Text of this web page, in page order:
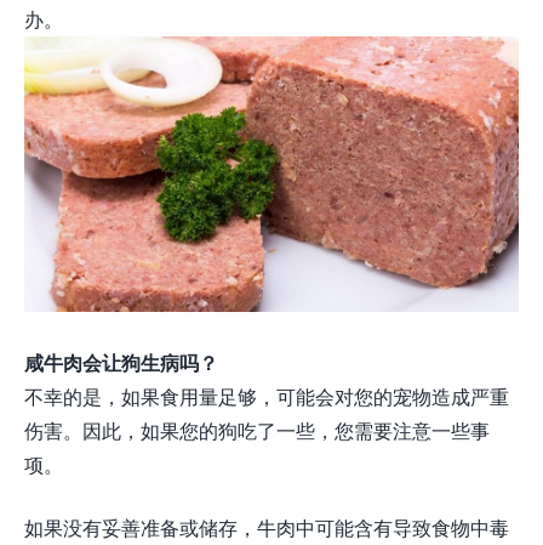
办。
咸牛肉会让狗生病吗？
不幸的是，如果食用量足够，可能会对您的宠物造成严重
伤害。因此，如果您的狗吃了一些，您需要注意一些事
项。
如果没有妥善准备或储存，牛肉中可能含有导致食物中毒